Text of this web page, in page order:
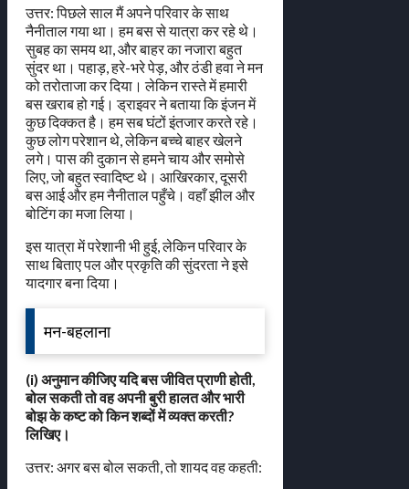
उत्तर: पिछले साल मैं अपने परिवार के साथ
नैनीताल गया था। हम बस से यात्रा कर रहे थे।
सुबह का समय था, और बाहर का नजारा बहुत
सुंदर था। पहाड़, हरे-भरे पेड़, और ठंडी हवा ने मन
को तरोताजा कर दिया। लेकिन रास्ते में हमारी
बस खराब हो गई। ड्राइवर ने बताया कि इंजन में
कुछ दिक्कत है। हम सब घंटों इंतजार करते रहे।
कुछ लोग परेशान थे, लेकिन बच्चे बाहर खेलने
लगे। पास की दुकान से हमने चाय और समोसे
लिए, जो बहुत स्वादिष्ट थे। आखिरकार, दूसरी
बस आई और हम नैनीताल पहुँचे। वहाँ झील और
बोटिंग का मजा लिया।
इस यात्रा में परेशानी भी हुई, लेकिन परिवार के
साथ बिताए पल और प्रकृति की सुंदरता ने इसे
यादगार बना दिया।
मन-बहलाना
(i) अनुमान कीजिए यदि बस जीवित प्राणी होती,
बोल सकती तो वह अपनी बुरी हालत और भारी
बोझ के कष्ट को किन शब्दों में व्यक्त करती?
लिखिए।
उत्तर: अगर बस बोल सकती, तो शायद वह कहती: